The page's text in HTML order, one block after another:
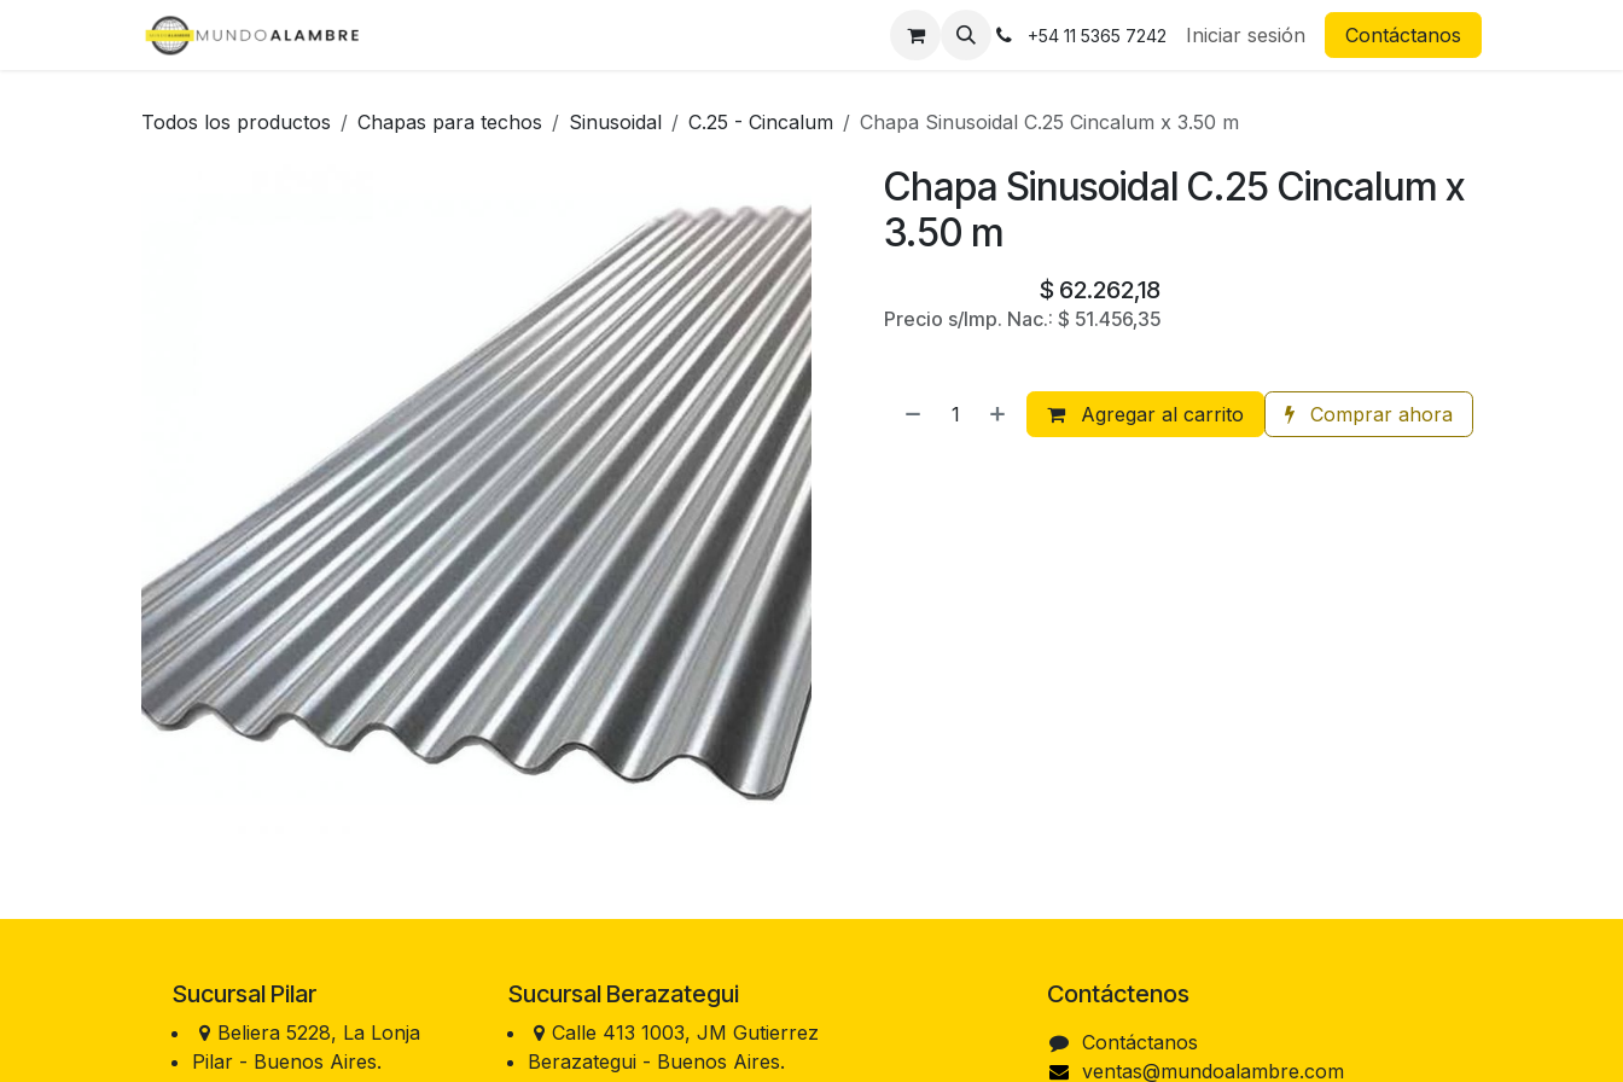
+54 11 5365 7242 Iniciar sesión Contáctanos
Todos los productos Chapas para techos Sinusoidal C.25 - Cincalum Chapa Sinusoidal C.25 Cincalum x 3.50 m
Chapa Sinusoidal C.25 Cincalum x
3.50 m
$ 62.262,18
Precio s/Imp. Nac.: $ 51.456,35
Agregar al carrito Comprar ahora
Sucursal Pilar
Beliera 5228, La Lonja
Pilar - Buenos Aires.
Contáctenos
Contáctanos
ventas@mundoalambre.com
Sucursal Berazategui
Calle 413 1003, JM Gutierrez
Berazategui - Buenos Aires.